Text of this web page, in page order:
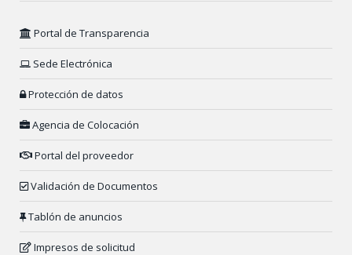
Portal de Transparencia
Sede Electrónica
Protección de datos
Agencia de Colocación
Portal del proveedor
Validación de Documentos
Tablón de anuncios
Impresos de solicitud